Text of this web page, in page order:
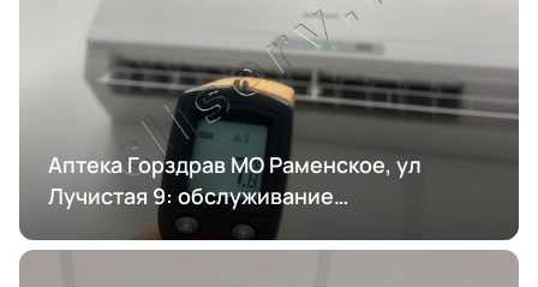
Аптека Горздрав МО Раменское, ул
Лучистая 9: обслуживание
кондиционирования